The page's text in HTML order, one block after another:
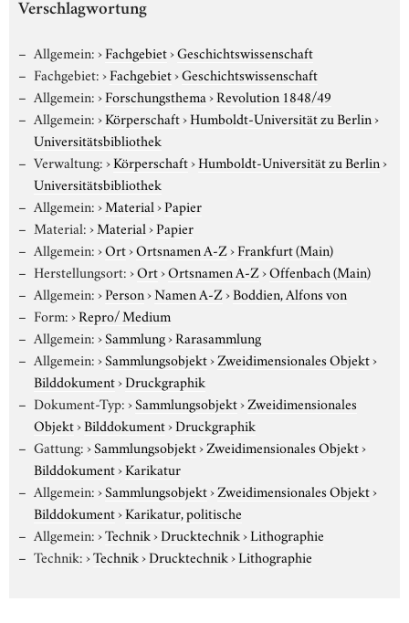
Verschlagwortung
Allgemein:›Fachgebiet›Geschichtswissenschaft
Fachgebiet:›Fachgebiet›Geschichtswissenschaft
Allgemein:›Forschungsthema›Revolution 1848/49
Allgemein:›Körperschaft›Humboldt-Universität zu Berlin›
Universitätsbibliothek
Verwaltung:›Körperschaft›Humboldt-Universität zu Berlin›
Universitätsbibliothek
Allgemein:›Material›Papier
Material:›Material›Papier
Allgemein:›Ort›Ortsnamen A-Z›Frankfurt (Main)
Herstellungsort:›Ort›Ortsnamen A-Z›Offenbach (Main)
Allgemein:›Person›Namen A-Z›Boddien, Alfons von
Form:›Repro/ Medium
Allgemein:›Sammlung›Rarasammlung
Allgemein:›Sammlungsobjekt›Zweidimensionales Objekt›
Bilddokument›Druckgraphik
Dokument-Typ:›Sammlungsobjekt›Zweidimensionales
Objekt›Bilddokument›Druckgraphik
Gattung:›Sammlungsobjekt›Zweidimensionales Objekt›
Bilddokument›Karikatur
Allgemein:›Sammlungsobjekt›Zweidimensionales Objekt›
Bilddokument›Karikatur, politische
Allgemein:›Technik›Drucktechnik›Lithographie
Technik:›Technik›Drucktechnik›Lithographie